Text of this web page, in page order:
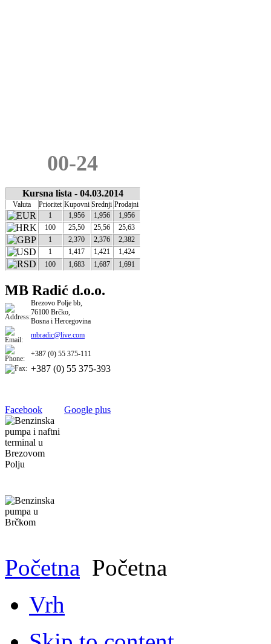
00-24
Kursna lista - 04.03.2014
Valuta Prioritet Kupovni Srednji Prodajni
1
1,956 1,956
1,956
100
25,50 25,56
25,63
1
2,370 2,376
2,382
1
1,417 1,421
1,424
100
1,683 1,687 1,691
MB Radić d.o.o.
​​Brezovo Polje bb,
76100 Brčko,
Bosna i Hercegovina
mbradic@live.com
+387 (0) 55 375-111
+387 (0) 55 375-393​
Facebook Google plus
Početna Početna
Vrh